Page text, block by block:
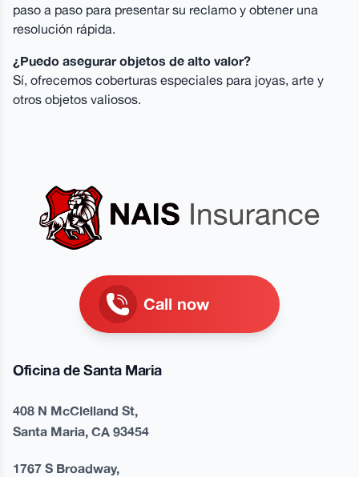
paso a paso para presentar su reclamo y obtener una
resolución rápida.
¿Puedo asegurar objetos de alto valor?
Sí, ofrecemos coberturas especiales para joyas, arte y
otros objetos valiosos.
Call now
Oficina de Santa Maria
408 N McClelland St,
Santa Maria, CA 93454
1767 S Broadway,